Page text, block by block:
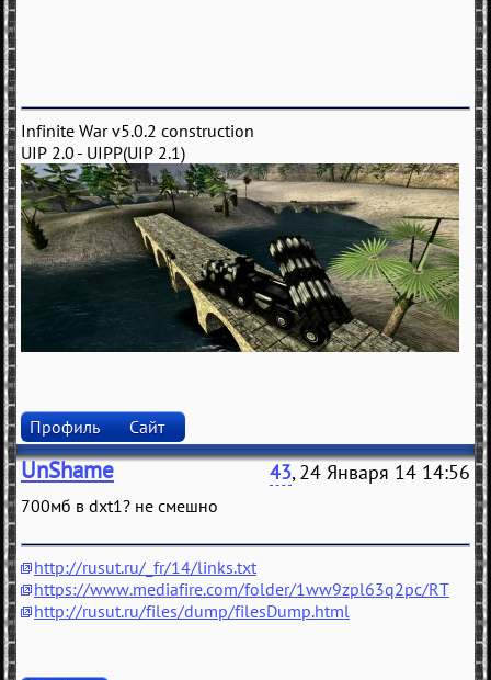
Infinite War v5.0.2 construction
UIP 2.0 - UIPP(UIP 2.1)
Профиль Сайт
UnShame 43, 24 Января 14 14:56
700мб в dxt1? не смешно
http://rusut.ru/_fr/14/links.txt
https://www.mediafire.com/folder/1ww9zpl63q2pc/RT
http://rusut.ru/files/dump/filesDump.html